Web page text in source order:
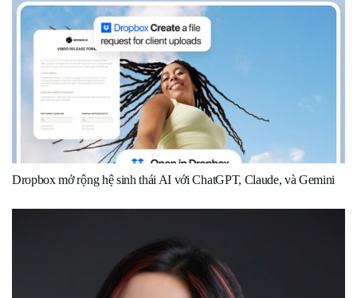
Dropbox mở rộng hệ sinh thái AI với ChatGPT, Claude, và Gemini